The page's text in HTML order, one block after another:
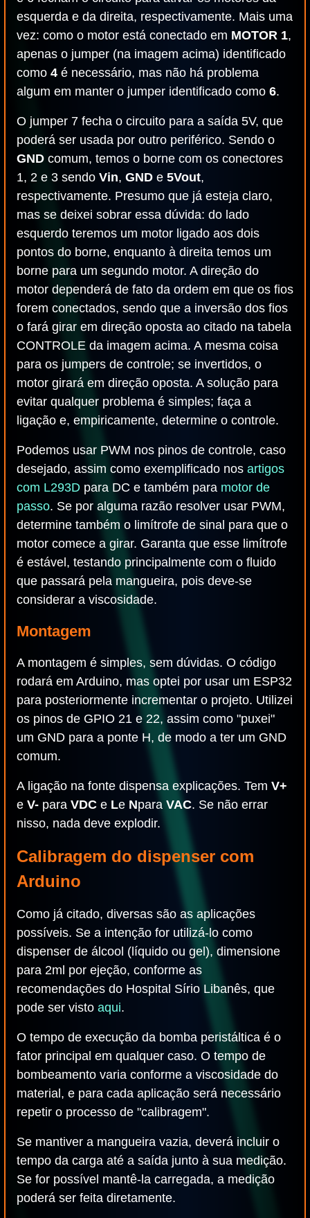
esquerda e da direita, respectivamente. Mais uma
vez: como o motor está conectado em MOTOR 1,
apenas o jumper (na imagem acima) identificado
como 4 é necessário, mas não há problema
algum em manter o jumper identificado como 6.
O jumper 7 fecha o circuito para a saída 5V, que
poderá ser usada por outro periférico. Sendo o
GND comum, temos o borne com os conectores
1, 2 e 3 sendo Vin, GND e 5Vout,
respectivamente. Presumo que já esteja claro,
mas se deixei sobrar essa dúvida: do lado
esquerdo teremos um motor ligado aos dois
pontos do borne, enquanto à direita temos um
borne para um segundo motor. A direção do
motor dependerá de fato da ordem em que os fios
forem conectados, sendo que a inversão dos fios
o fará girar em direção oposta ao citado na tabela
CONTROLE da imagem acima. A mesma coisa
para os jumpers de controle; se invertidos, o
motor girará em direção oposta. A solução para
evitar qualquer problema é simples; faça a
ligação e, empiricamente, determine o controle.
Podemos usar PWM nos pinos de controle, caso
desejado, assim como exemplificado nos artigos
com L293D para DC e também para motor de
passo. Se por alguma razão resolver usar PWM,
determine também o limítrofe de sinal para que o
motor comece a girar. Garanta que esse limítrofe
é estável, testando principalmente com o fluido
que passará pela mangueira, pois deve-se
considerar a viscosidade.
Montagem
A montagem é simples, sem dúvidas. O código
rodará em Arduino, mas optei por usar um ESP32
para posteriormente incrementar o projeto. Utilizei
os pinos de GPIO 21 e 22, assim como "puxei"
um GND para a ponte H, de modo a ter um GND
comum.
A ligação na fonte dispensa explicações. Tem V+
e V- para VDC e Le Npara VAC. Se não errar
nisso, nada deve explodir.
Calibragem do dispenser com
Arduino
Como já citado, diversas são as aplicações
possíveis. Se a intenção for utilizá-lo como
dispenser de álcool (líquido ou gel), dimensione
para 2ml por ejeção, conforme as
recomendações do Hospital Sírio Libanês, que
pode ser visto aqui.
O tempo de execução da bomba peristáltica é o
fator principal em qualquer caso. O tempo de
bombeamento varia conforme a viscosidade do
material, e para cada aplicação será necessário
repetir o processo de "calibragem".
Se mantiver a mangueira vazia, deverá incluir o
tempo da carga até a saída junto à sua medição.
Se for possível mantê-la carregada, a medição
poderá ser feita diretamente.